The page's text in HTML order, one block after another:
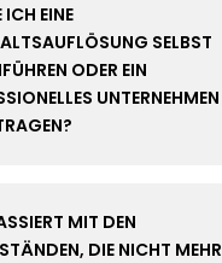
ICH EINE
SELBST
ODER EIN
UNTERNEHMEN
MIT DEN
DIE NICHT MEHR